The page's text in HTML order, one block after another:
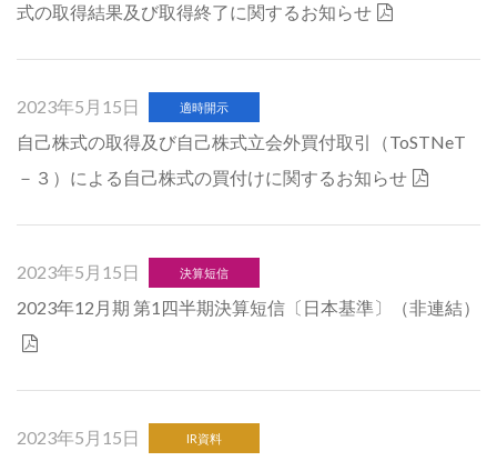
式の取得結果及び取得終了に関するお知らせ
2023年5月15日 適時開示
自己株式の取得及び自己株式立会外買付取引（ToSTNeT
－３）による自己株式の買付けに関するお知らせ
2023年5月15日 決算短信
2023年12月期 第1四半期決算短信〔日本基準〕（非連結）
2023年5月15日 IR資料